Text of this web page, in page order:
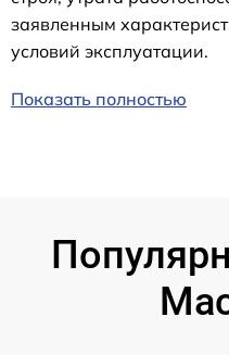
заявленным
условий эксплуатации.
Показать полностью